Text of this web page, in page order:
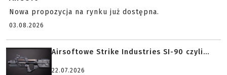
Nowa propozycja na rynku już dostępna.
03.08.2026
Airsoftowe Strike Industries SI-90 czyli...
22.07.2026